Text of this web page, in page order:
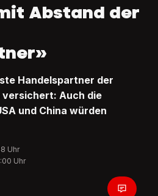
Abstand der
Handelspartner der
versichert: Auch die
und China würden
Uhr
Uhr